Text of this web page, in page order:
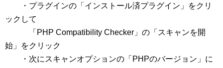
・プラグインの「インストール済プラグイン」をクリ
ックして
「PHP Compatibility Checker」の「スキャンを開
始」をクリック
・次にスキャンオプションの「PHPのバージョン」に